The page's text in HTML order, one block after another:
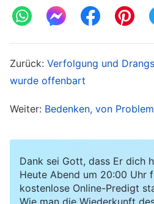
Gesicht verloren hatte.
unvernünftig, aber wenn
wusste ich nicht, wie ich es
innerlich fühlte ich mich
aufmerksam. Ich sah, dass
musste, aber ich tat es
es so weit, dass andere
Zurück: Verfolgung und
wurde offenbart
Weiter: Bedenken, von
Dank sei Gott, dass Er dich
Heute Abend um 20:00 Uhr
kostenlose Online-Predigt
Wie man die Wiederkunft